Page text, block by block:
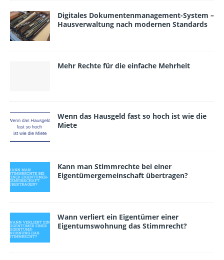
Digitales Dokumentenmanagement-System –
Hausverwaltung nach modernen Standards
Mehr Rechte für die einfache Mehrheit
Wenn das Hausgeld fast so hoch ist wie die
Miete
Kann man Stimmrechte bei einer
Eigentümergemeinschaft übertragen?
Wann verliert ein Eigen­tümer einer
Eigentumswohnung das Stimmrecht?